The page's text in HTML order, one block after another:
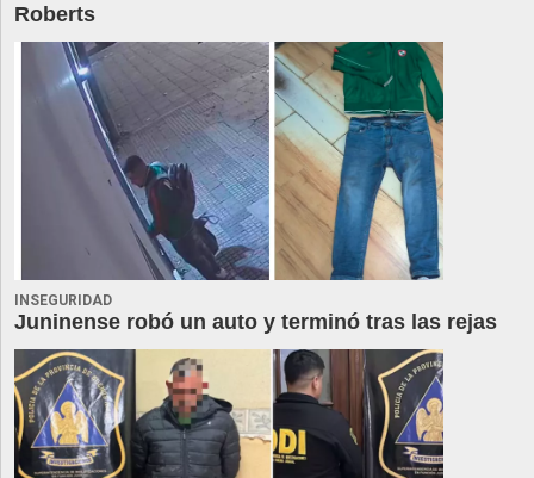
Roberts
INSEGURIDAD
Juninense robó un auto y terminó tras las rejas